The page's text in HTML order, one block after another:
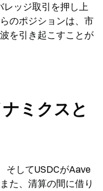
レッジ取引を押し上
のポジションは、市
を引き起こすことが
ミクスと
そしてUSDCがAave
た、清算の間に借り